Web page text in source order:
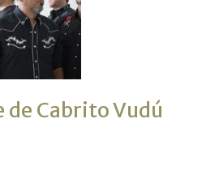
de Cabrito Vudú